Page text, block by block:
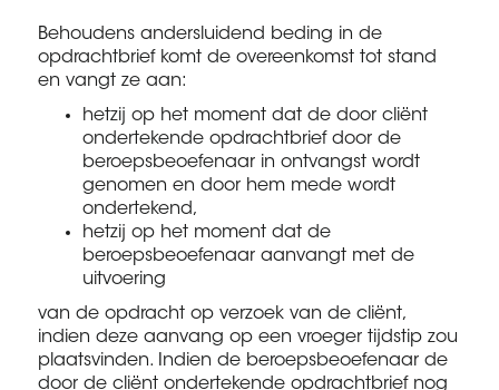
Behoudens andersluidend beding in de
opdrachtbrief komt de overeenkomst tot stand
en vangt ze aan:
hetzij op het moment dat de door cliënt
ondertekende opdrachtbrief door de
beroepsbeoefenaar in ontvangst wordt
genomen en door hem mede wordt
ondertekend,
hetzij op het moment dat de
beroepsbeoefenaar aanvangt met de
uitvoering
van de opdracht op verzoek van de cliënt,
indien deze aanvang op een vroeger tijdstip zou
plaatsvinden. Indien de beroepsbeoefenaar de
door de cliënt ondertekende opdrachtbrief nog